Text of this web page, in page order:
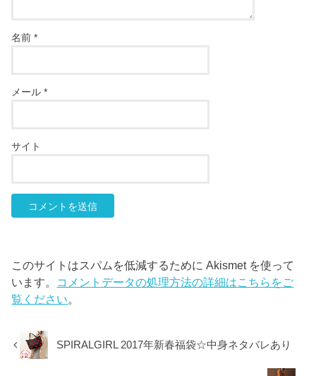
名前*
メール*
サイト
このサイトはスパムを低減するために Akismet を使って
います。 コメントデータの処理方法の詳細はこちらをご
覧ください。
SPIRALGIRL 2017年新春福袋☆中身ネタバレあり